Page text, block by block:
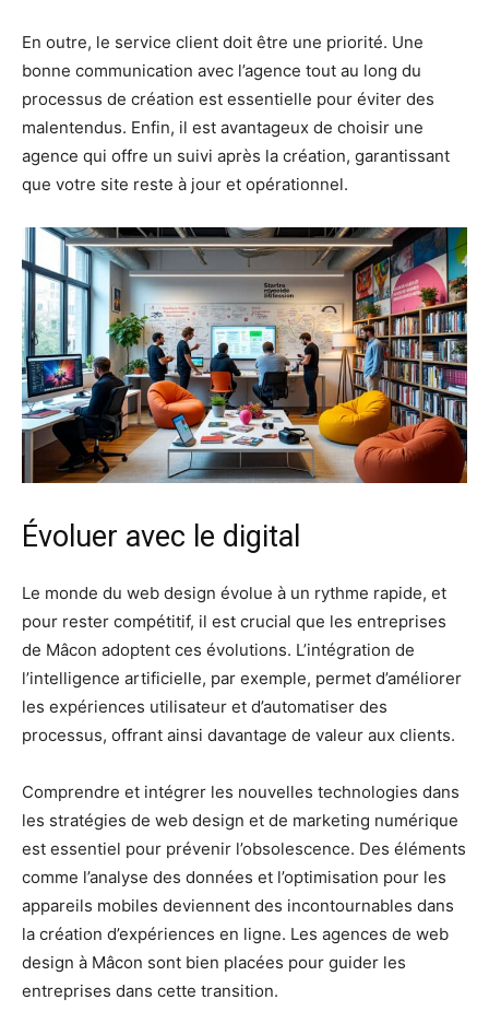
En outre, le service client doit être une priorité. Une
bonne communication avec l’agence tout au long du
processus de création est essentielle pour éviter des
malentendus. Enfin, il est avantageux de choisir une
agence qui offre un suivi après la création, garantissant
que votre site reste à jour et opérationnel.
Évoluer avec le digital
Le monde du web design évolue à un rythme rapide, et
pour rester compétitif, il est crucial que les entreprises
de Mâcon adoptent ces évolutions. L’intégration de
l’intelligence artificielle, par exemple, permet d’améliorer
les expériences utilisateur et d’automatiser des
processus, offrant ainsi davantage de valeur aux clients.
Comprendre et intégrer les nouvelles technologies dans
les stratégies de web design et de marketing numérique
est essentiel pour prévenir l’obsolescence. Des éléments
comme l’analyse des données et l’optimisation pour les
appareils mobiles deviennent des incontournables dans
la création d’expériences en ligne. Les agences de web
design à Mâcon sont bien placées pour guider les
entreprises dans cette transition.